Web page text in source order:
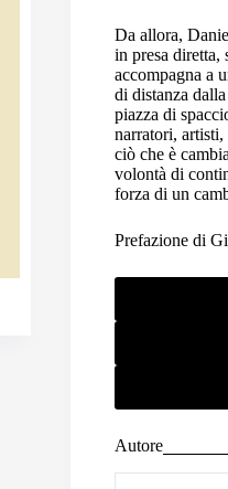
Da allora,
in presa diretta,
accompagna a
di distanza
piazza di
narratori,
ciò che è
volontà di
forza di un
Prefazione di
Autore